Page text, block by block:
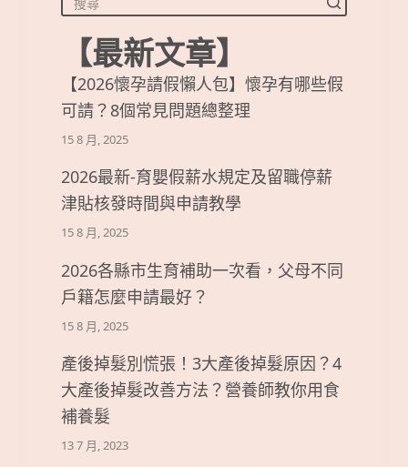
【最新文章】
【2026懷孕請假懶人包】懷孕有哪些假
可請？8個常見問題總整理
15 8 月, 2025
2026最新-育嬰假薪水規定及留職停薪
津貼核發時間與申請教學
15 8 月, 2025
2026各縣市生育補助一次看，父母不同
戶籍怎麼申請最好？
15 8 月, 2025
產後掉髮別慌張！3大產後掉髮原因？4
大產後掉髮改善方法？營養師教你用食
補養髮
13 7 月, 2023